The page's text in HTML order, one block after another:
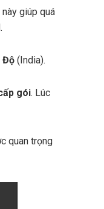
giúp quá
Độ (India).
gói. Lúc
quan trọng